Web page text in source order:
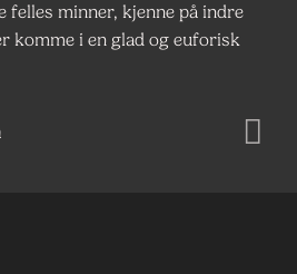
felles minner, kjenne på indre
komme i en glad og euforisk